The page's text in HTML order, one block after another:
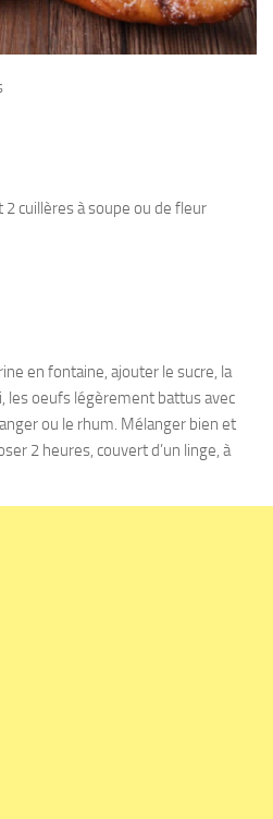
cuillères à soupe ou de fleur
en fontaine, ajouter le sucre, la
les oeufs légèrement battus avec
ou le rhum. Mélanger bien et
2 heures, couvert d’un linge, à